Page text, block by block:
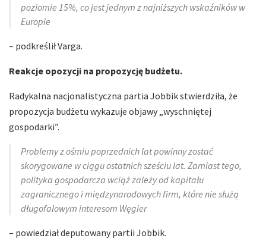
poziomie 15%, co jest jednym z najniższych wskaźników w
Europie
– podkreślił Varga.
Reakcje opozycji na propozycję budżetu.
Radykalna nacjonalistyczna partia Jobbik stwierdziła, że
propozycja budżetu wykazuje objawy „wyschniętej
gospodarki”.
Problemy z ośmiu poprzednich lat powinny zostać
skorygowane w ciągu ostatnich sześciu lat. Zamiast tego,
polityka gospodarcza wciąż zależy od kapitału
zagranicznego i międzynarodowych firm, które nie służą
długofalowym interesom Węgier
– powiedział deputowany partii Jobbik.